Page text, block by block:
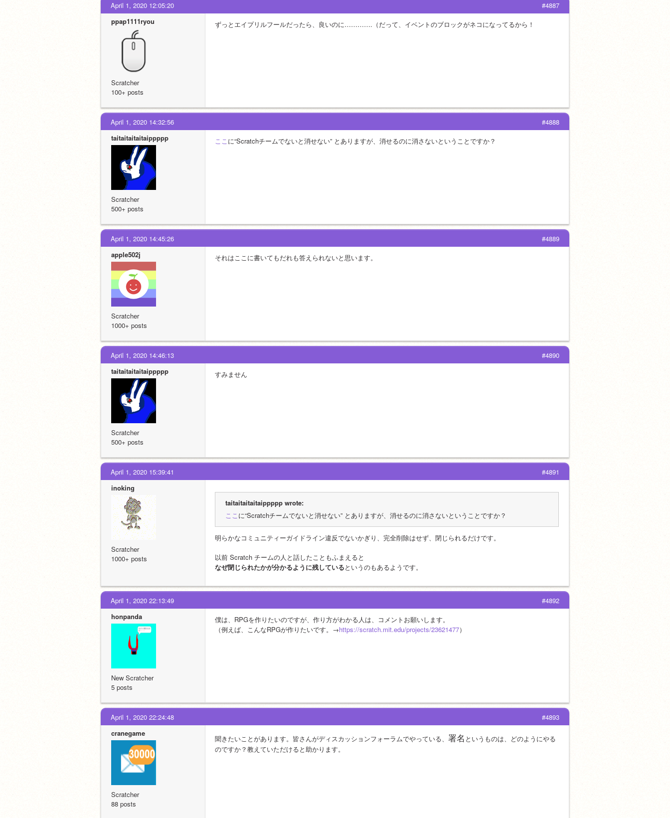
#4887
April 1, 2020 12:05:20
ppap1111ryou
Scratcher
100+ posts
ずっとエイプリルフールだったら、良いのに………….（だって、イベントのブロックがネコになってるから！
#4888
April 1, 2020 14:32:56
taitaitaitaitaippppp
Scratcher
500+ posts
ここ に“Scratchチームでないと消せない” とありますが、消せるのに消さないということですか？
#4889
April 1, 2020 14:45:26
apple502j
Scratcher
1000+ posts
それはここに書いてもだれも答えられないと思います。
#4890
April 1, 2020 14:46:13
taitaitaitaitaippppp
Scratcher
500+ posts
すみません
#4891
April 1, 2020 15:39:41
inoking
Scratcher
1000+ posts
taitaitaitaitaippppp wrote:
ここ に“Scratchチームでないと消せない” とありますが、消せるのに消さないということですか？
明らかなコミュニティーガイドライン違反でないかぎり、完全削除はせず、閉じられるだけです。
以前 Scratch チームの人と話したこともふまえると
なぜ閉じられたかが分かるように残しているというのもあるようです。
#4892
April 1, 2020 22:13:49
honpanda
New Scratcher
5 posts
僕は、RPGを作りたいのですが、作り方がわかる人は、コメントお願いします。
（例えば、こんなRPGが作りたいです。→https://scratch.mit.edu/projects/23621477）
#4893
April 1, 2020 22:24:48
cranegame
Scratcher
88 posts
聞きたいことがあります。皆さんがディスカッションフォーラムでやっている、 署名 というものは、どのようにやる
のですか？教えていただけると助かります。